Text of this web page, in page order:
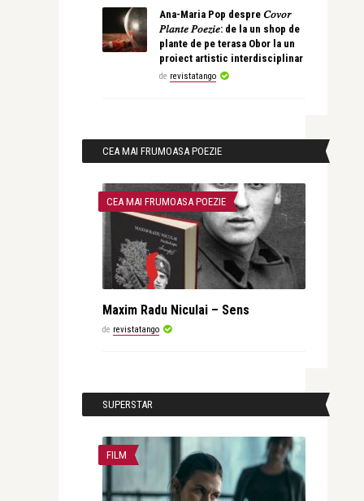
Ana-Maria Pop despre 𝐶𝑜𝑣𝑜𝑟
𝑃𝑙𝑎𝑛𝑡𝑒 𝑃𝑜𝑒𝑧𝑖𝑒: de la un shop de
plante de pe terasa Obor la un
proiect artistic interdisciplinar
de revistatango
CEA MAI FRUMOASA POEZIE
CEA MAI FRUMOASA POEZIE
Maxim Radu Niculai – Sens
de revistatango
SUPERSTAR
FILM